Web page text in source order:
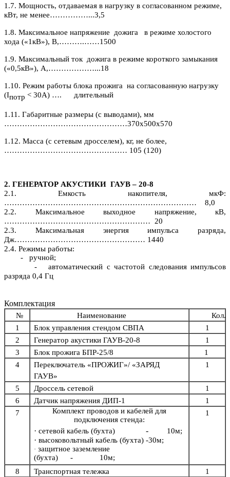
1.7. Мощность, отдаваемая в нагрузку в согласованном режиме,
кВт, не менее……………...3,5
1.8. Максимальное напряжение дожига в режиме холостого
хода («1кВ»), В,……….……1500
1.9. Максимальный ток дожига в режиме короткого замыкания
(«0,5кВ»), А,………………...18
1.10. Режим работы блока прожига на согласованную нагрузку
(Iпотр < 30А) …. длительный
1.11. Габаритные размеры (с выводами), мм
…………………………………………370х500х570
1.12. Масса (с сетевым дросселем), кг, не более,
………………………………………… 105 (120)
2. ГЕНЕРАТОР АКУСТИКИ ГАУВ – 20-8
2.1. Емкость накопителя, мкФ:
………………………………………………………………… 8,0
2.2. Максимальное выходное напряжение, кВ,
………………………………………………… 20
2.3. Максимальная энергия импульса разряда,
Дж…………………………………………… 1440
2.4. Режимы работы:
- ручной;
- автоматический с частотой следования импульсов
разряда 0,4 Гц
Комплектация
№ Наименование
Кол.
1
Блок управления стендом СВПА
1
2
Генератор акустики ГАУВ-20-8
1
3
Блок прожига БПР-25/8
1
4
Переключатель «ПРОЖИГ»/ «ЗАРЯД
ГАУВ»
1
5 Дроссель сетевой
1
6
Датчик напряжения ДИП-1
1
7
Комплект проводов и кабелей для
подключения стенда:
· сетевой кабель (бухта) - 10м;
· высоковольтный кабель (бухта) -30м;
· защитное заземление
(бухта) - 10м;
1
8 Транспортная тележка
1